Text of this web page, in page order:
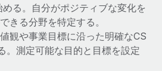
る。自分がポジティブな変化を
きる分野を特定する。
観や事業目標に沿った明確なCS
。測定可能な目的と目標を設定